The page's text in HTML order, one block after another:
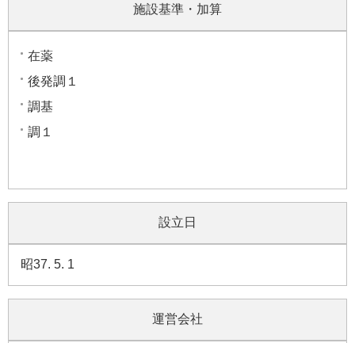
施設基準・加算
在薬
後発調１
調基
調１
設立日
昭37. 5. 1
運営会社